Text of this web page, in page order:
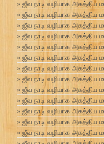
ஜீவ நாடி வழியாக அகத்திய
ஜீவ நாடி வழியாக அகத்திய
ஜீவ நாடி வழியாக அகத்திய
ஜீவ நாடி வழியாக அகத்திய
ஜீவ நாடி வழியாக அகத்திய
ஜீவ நாடி வழியாக அகத்திய
ஜீவ நாடி வழியாக அகத்திய
ஜீவ நாடி வழியாக அகத்திய
ஜீவ நாடி வழியாக அகத்திய
ஜீவ நாடி வழியாக அகத்திய
ஜீவ நாடி வழியாக அகத்திய
ஜீவ நாடி வழியாக அகத்திய
ஜீவ நாடி வழியாக அகத்திய